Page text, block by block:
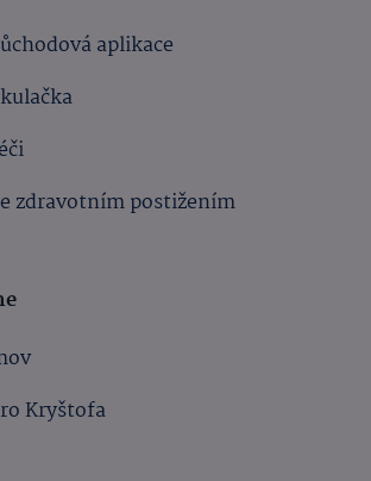
aplikace
zdravotním postižením
Kryštofa